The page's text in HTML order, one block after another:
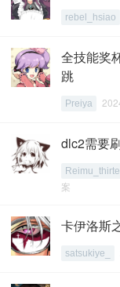
rebel_hsiao
全技能奖
跳
Preiya
dlc2需要
案
卡伊洛斯
satsukiye_